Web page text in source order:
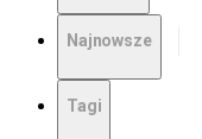
Najnowsze
Tagi